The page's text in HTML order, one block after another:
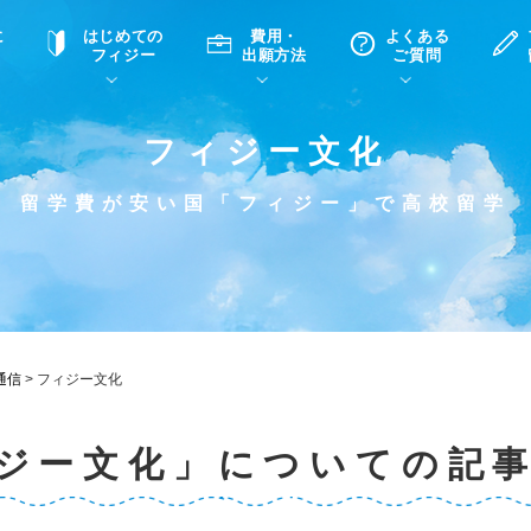
中学・高校留学の意義
はじめての
フィジー
滞在先
費用・
出願方法
高校留学
よくある
ご質問
ホームステイQ&A
学生インタビュー（在校生）
フィジー文化
留学費が安い国「フィジー」で高校留学
信 > フィジー文化
ー文化」についての記